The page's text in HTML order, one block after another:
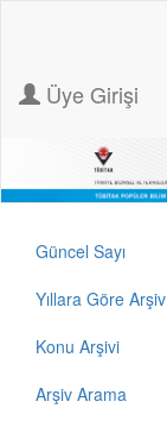
Üye Girişi
Güncel Sayı
Yıllara Göre Arşiv
Konu Arşivi
Arşiv Arama